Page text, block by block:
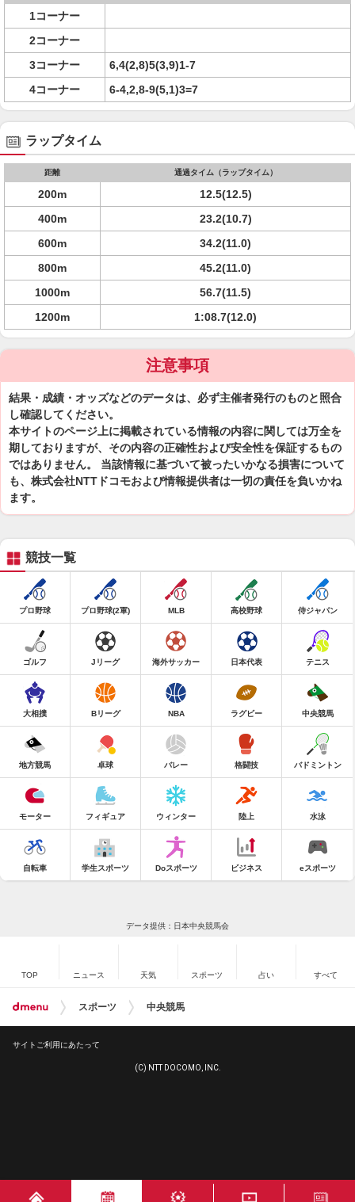
1コーナー
2コーナー
3コーナー
6,4(2,8)5(3,9)1-7
4コーナー
6-4,2,8-9(5,1)3=7
ラップタイム
距離 通過タイム（ラップタイム）
200m
12.5(12.5)
400m
23.2(10.7)
600m
34.2(11.0)
800m
45.2(11.0)
1000m
56.7(11.5)
1200m
1:08.7(12.0)
注意事項
結果・成績・オッズなどのデータは、必ず主催者発行のものと照合
し確認してください。
本サイトのページ上に掲載されている情報の内容に関しては万全を
期しておりますが、その内容の正確性および安全性を保証するもの
ではありません。 当該情報に基づいて被ったいかなる損害について
も、株式会社NTTドコモおよび情報提供者は一切の責任を負いかね
ます。
競技一覧
プロ野球 プロ野球(2軍) MLB 高校野球 侍ジャパン
ゴルフ Jリーグ 海外サッカー 日本代表 テニス
大相撲 Bリーグ NBA ラグビー 中央競馬
地方競馬 卓球 バレー 格闘技 バドミントン
モーター フィギュア ウィンター 陸上 水泳
自転車 学生スポーツ Doスポーツ ビジネス eスポーツ
データ提供：日本中央競馬会
TOP ニュース 天気 スポーツ 占い すべて
スポーツ 中央競馬
サイトご利用にあたって
(C) NTT DOCOMO, INC.